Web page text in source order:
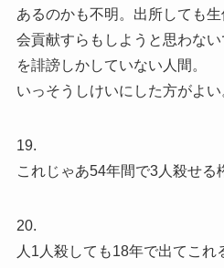
あるのかも不明。出所しても
会貢献すらもしようと思わな
を誹謗しかしていない人間。
いっそうしけいにした方がよい
19.
これじゃあ54年間で3人殺せる
20.
人1人殺しても18年で出てこれ